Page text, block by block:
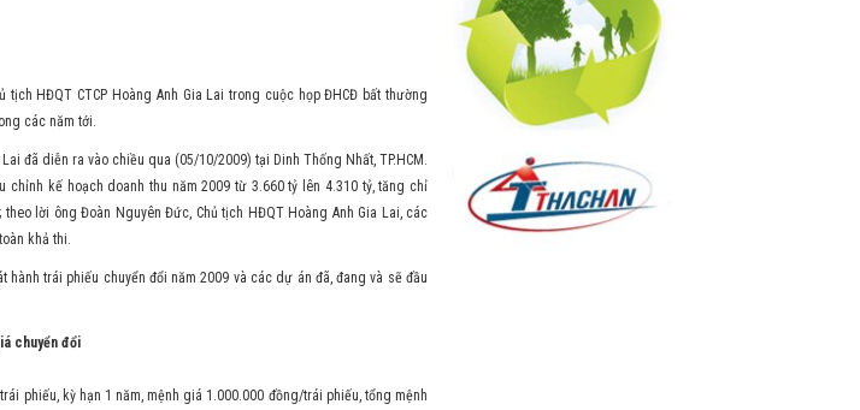
HĐQT CTCP Hoàng Anh Gia Lai trong cuộc họp ĐHCĐ bất thường
các năm tới.
đã diễn ra vào chiều qua (05/10/2009) tại Dinh Thống Nhất, TP.HCM.
chỉnh kế hoạch doanh thu năm 2009 từ 3.660 tỷ lên 4.310 tỷ, tăng chỉ
lời ông Đoàn Nguyên Đức, Chủ tịch HĐQT Hoàng Anh Gia Lai, các
khả thi.
trái phiếu chuyển đổi năm 2009 và các dự án đã, đang và sẽ đầu
chuyển đổi
phiếu, kỳ hạn 1 năm, mệnh giá 1.000.000 đồng/trái phiếu, tổng mệnh